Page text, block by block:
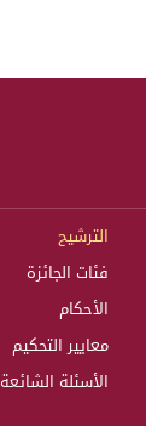
الترشيح
فئات الجائزة
الأحكام
معايير التحكيم
الأسئلة الشائعة